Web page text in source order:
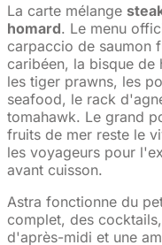
La carte mélange
homard. Le menu
carpaccio de saumon
caribéen, la bisque
les tiger prawns, les
seafood, le rack
tomahawk. Le grand
fruits de mer reste le
les voyageurs pour
avant cuisson.
Astra fonctionne du
complet, des
d'après-midi et une